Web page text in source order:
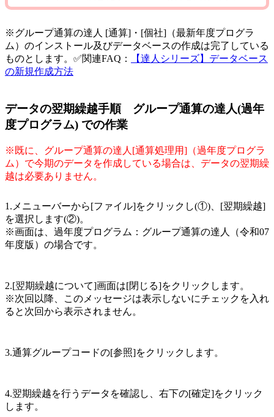
※グループ通算の達人 [通算]・[個社]（最新年度プログラ
ム）のインストール及びデータベースの作成は完了している
ものとします。✅関連FAQ：
【達人シリーズ】データベース
の新規作成方法
データの翌期繰越手順 グループ通算の達人(過年
度プログラム) での作業
※既に、グループ通算の達人[通算処理用]（過年度プログラ
ム）で今期のデータを作成している場合は、データの翌期繰
越は必要ありません。
1.メニューバーから[ファイル]をクリックし(①)、[翌期繰越]
を選択します(②)。
※画面は、過年度プログラム：グループ通算の達人（令和07
年度版）の場合です。
2.[翌期繰越について]画面は[閉じる]をクリックします。
※次回以降、このメッセージは表示しないにチェックを入れ
ると次回から表示されません。
3.通算グループコードの[参照]をクリックします。
4.翌期繰越を行うデータを確認し、右下の[確定]をクリック
します。